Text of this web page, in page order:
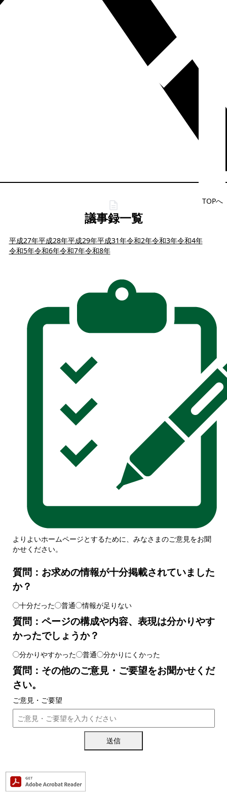
TOPへ
議事録一覧
平成27年平成28年平成29年平成31年令和2年令和3年令和4年
令和5年令和6年令和7年令和8年
よりよいホームページとするために、みなさまのご意見をお聞
かせください。
質問：お求めの情報が十分掲載されていました
か？
十分だった 普通 情報が足りない
質問：ページの構成や内容、表現は分かりやす
かったでしょうか？
分かりやすかった 普通 分かりにくかった
質問：その他のご意見・ご要望をお聞かせくだ
さい。
ご意見・ご要望
送信